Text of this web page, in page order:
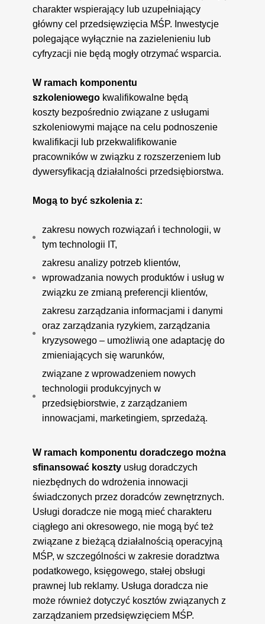
charakter wspierający lub uzupełniający
główny cel przedsięwzięcia MŚP. Inwestycje
polegające wyłącznie na zazielenieniu lub
cyfryzacji nie będą mogły otrzymać wsparcia.
W ramach komponentu
szkoleniowego kwalifikowalne będą
koszty bezpośrednio związane z usługami
szkoleniowymi mające na celu podnoszenie
kwalifikacji lub przekwalifikowanie
pracowników w związku z rozszerzeniem lub
dywersyfikacją działalności przedsiębiorstwa.
Mogą to być szkolenia z:
zakresu nowych rozwiązań i technologii, w
tym technologii IT,
zakresu analizy potrzeb klientów,
wprowadzania nowych produktów i usług w
związku ze zmianą preferencji klientów,
zakresu zarządzania informacjami i danymi
oraz zarządzania ryzykiem, zarządzania
kryzysowego – umożliwią one adaptację do
zmieniających się warunków,
związane z wprowadzeniem nowych
technologii produkcyjnych w
przedsiębiorstwie, z zarządzaniem
innowacjami, marketingiem, sprzedażą.
W ramach komponentu doradczego można
sfinansować koszty usług doradczych
niezbędnych do wdrożenia innowacji
świadczonych przez doradców zewnętrznych.
Usługi doradcze nie mogą mieć charakteru
ciągłego ani okresowego, nie mogą być też
związane z bieżącą działalnością operacyjną
MŚP, w szczególności w zakresie doradztwa
podatkowego, księgowego, stałej obsługi
prawnej lub reklamy. Usługa doradcza nie
może również dotyczyć kosztów związanych z
zarządzaniem przedsięwzięciem MŚP.